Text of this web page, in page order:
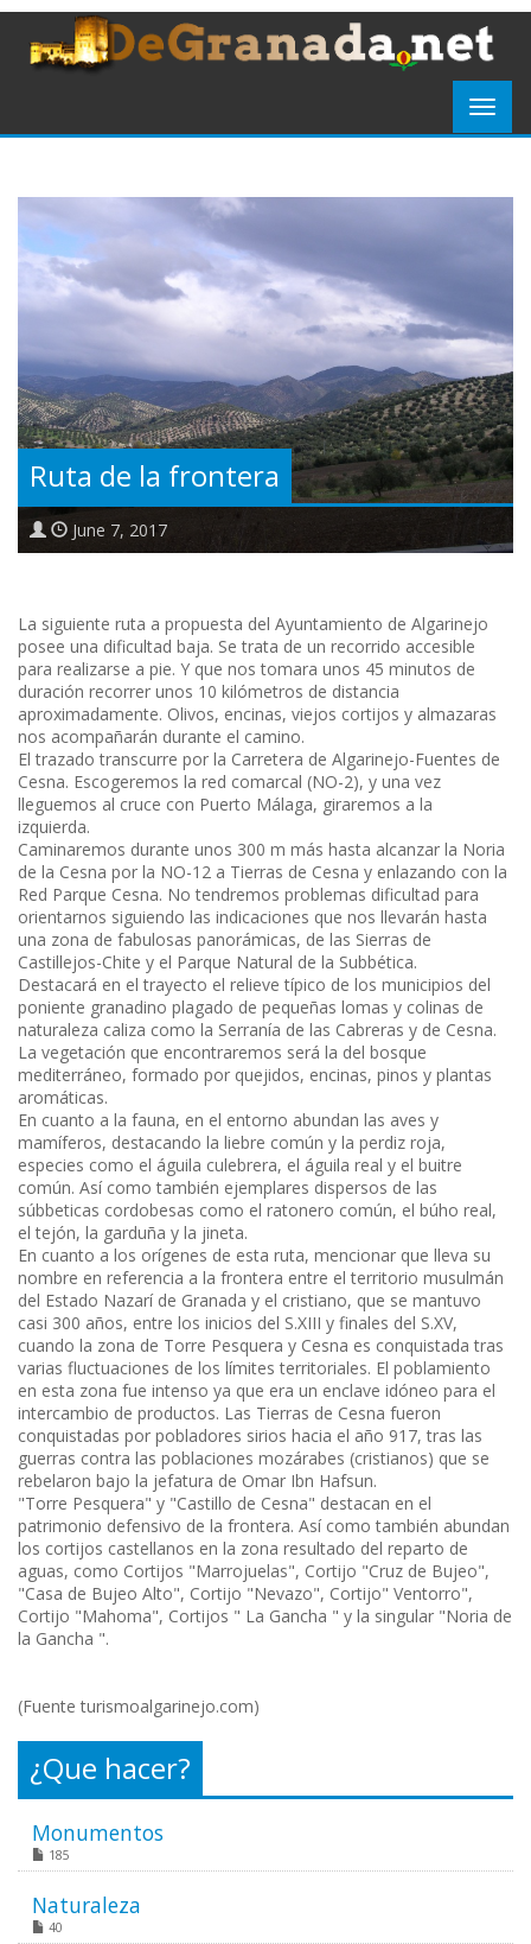
Ruta de la frontera
June 7, 2017
La siguiente ruta a propuesta del Ayuntamiento de Algarinejo
posee una dificultad baja. Se trata de un recorrido accesible
para realizarse a pie. Y que nos tomara unos 45 minutos de
duración recorrer unos 10 kilómetros de distancia
aproximadamente. Olivos, encinas, viejos cortijos y almazaras
nos acompañarán durante el camino.
El trazado transcurre por la Carretera de Algarinejo-Fuentes de
Cesna. Escogeremos la red comarcal (NO-2), y una vez
lleguemos al cruce con Puerto Málaga, giraremos a la
izquierda.
Caminaremos durante unos 300 m más hasta alcanzar la Noria
de la Cesna por la NO-12 a Tierras de Cesna y enlazando con la
Red Parque Cesna. No tendremos problemas dificultad para
orientarnos siguiendo las indicaciones que nos llevarán hasta
una zona de fabulosas panorámicas, de las Sierras de
Castillejos-Chite y el Parque Natural de la Subbética.
Destacará en el trayecto el relieve típico de los municipios del
poniente granadino plagado de pequeñas lomas y colinas de
naturaleza caliza como la Serranía de las Cabreras y de Cesna.
La vegetación que encontraremos será la del bosque
mediterráneo, formado por quejidos, encinas, pinos y plantas
aromáticas.
En cuanto a la fauna, en el entorno abundan las aves y
mamíferos, destacando la liebre común y la perdiz roja,
especies como el águila culebrera, el águila real y el buitre
común. Así como también ejemplares dispersos de las
súbbeticas cordobesas como el ratonero común, el búho real,
el tejón, la garduña y la jineta.
En cuanto a los orígenes de esta ruta, mencionar que lleva su
nombre en referencia a la frontera entre el territorio musulmán
del Estado Nazarí de Granada y el cristiano, que se mantuvo
casi 300 años, entre los inicios del S.XIII y finales del S.XV,
cuando la zona de Torre Pesquera y Cesna es conquistada tras
varias fluctuaciones de los límites territoriales. El poblamiento
en esta zona fue intenso ya que era un enclave idóneo para el
intercambio de productos. Las Tierras de Cesna fueron
conquistadas por pobladores sirios hacia el año 917, tras las
guerras contra las poblaciones mozárabes (cristianos) que se
rebelaron bajo la jefatura de Omar Ibn Hafsun.
"Torre Pesquera" y "Castillo de Cesna" destacan en el
patrimonio defensivo de la frontera. Así como también abundan
los cortijos castellanos en la zona resultado del reparto de
aguas, como Cortijos "Marrojuelas", Cortijo "Cruz de Bujeo",
"Casa de Bujeo Alto", Cortijo "Nevazo", Cortijo" Ventorro",
Cortijo "Mahoma", Cortijos " La Gancha " y la singular "Noria de
la Gancha ".
(Fuente turismoalgarinejo.com)
¿Que hacer?
Monumentos
185
Naturaleza
40